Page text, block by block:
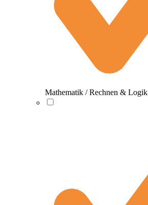
Mathematik / Rechnen & Logik